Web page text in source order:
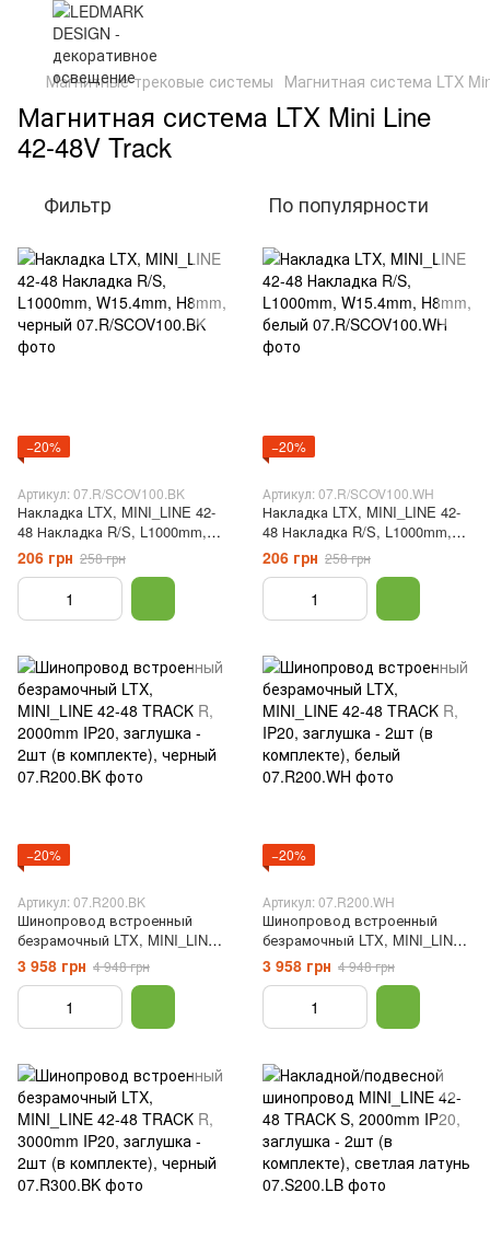
Магнитные трековые системы Магнитная система LTX
Магнитная система LTX Mini Line
42-48V Track
Фильтр По популярности
−20%
Артикул: 07.R/SCOV100.BK
Накладка LTX, MINI_LINE 42-
48 Накладка R/S, L1000mm,
W15.4mm, H8mm, черный
206 грн 258 грн
−20%
Артикул: 07.R/SCOV100.WH
Накладка LTX, MINI_LINE 42-
48 Накладка R/S, L1000mm,
W15.4mm, H8mm, белый
206 грн 258 грн
−20%
Артикул: 07.R200.BK
Шинопровод встроенный
безрамочный LTX, MINI_LINE
42-48 TRACK R, 2000mm IP20,
заглушка - 2шт (в комплекте),
3 958 грн 4 948 грн
−20%
Артикул: 07.R200.WH
Шинопровод встроенный
безрамочный LTX, MINI_LINE
42-48 TRACK R, IP20,
заглушка - 2шт (в комплекте),
3 958 грн 4 948 грн